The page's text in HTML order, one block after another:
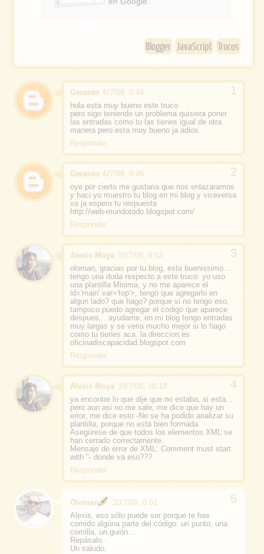
Blogger JavaScript Trucos
Gerardo 6/7/08, 0:44
hola esta muy bueno este truco
pero sigo teniendo un problema quisiera poner
las entradas como tu las tienes igual de otra
manera pero esta muy bueno ja adios
Responder
Gerardo 6/7/08, 0:45
oye por cierto me gustaria que nos enlazaramos
y haci yo muestro tu blog en mi blog y viceversa
va ja espero tu respuesta
http://web-mundotodo.blogspot.com/
Responder
Alexis Moya 19/7/08, 9:53
oloman, gracias por tu blog, esta buenissimo...
tengo una duda respecto a este truco: yo uso
una plantilla Minima, y no me aparece el
id='main' var='top'>, tengo que agregarlo en
algun lado? que hago? porque si no tengo eso,
tampoco puedo agregar el codigo que aparece
despues... ayudame, en mi blog tengo entradas
muy largas y se veria mucho mejor si lo hago
como tu tienes aca. la direccion es
oficinadiscapacidad.blogspot.com
Responder
Alexis Moya 19/7/08, 10:18
ya encontre lo que dije que no estaba, si esta...
pero aun asi no me sale, me dice que hay un
error, me dice esto -No se ha podido analizar su
plantilla, porque no está bien formada.
Asegúrese de que todos los elementos XML se
han cerrado correctamente.
Mensaje de error de XML: Comment must start
with "- donde va eso???
Responder
Oloman
20/7/08, 0:51
Alexis, eso sólo puede ser porque te has
comido algúna parte del código: un punto, una
comilla, un guión...
Repásalo.
Un saludo,